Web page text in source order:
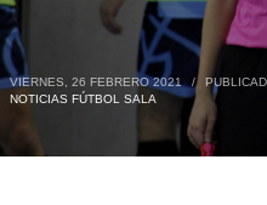
VIERNES, 26 FEBRERO 2021 /
NOTICIAS FÚTBOL SALA